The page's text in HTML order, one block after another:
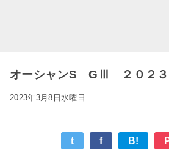
オーシャンS GⅢ ２０２
2023年3月8日水曜日
t f B!